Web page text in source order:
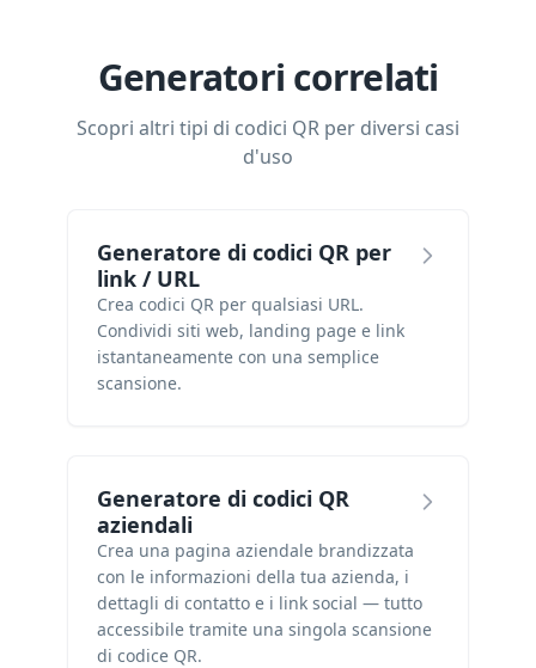
Generatori correlati
Scopri altri tipi di codici QR per diversi casi
d'uso
Generatore di codici QR per
link / URL
Crea codici QR per qualsiasi URL.
Condividi siti web, landing page e link
istantaneamente con una semplice
scansione.
Generatore di codici QR
aziendali
Crea una pagina aziendale brandizzata
con le informazioni della tua azienda, i
dettagli di contatto e i link social — tutto
accessibile tramite una singola scansione
di codice QR.